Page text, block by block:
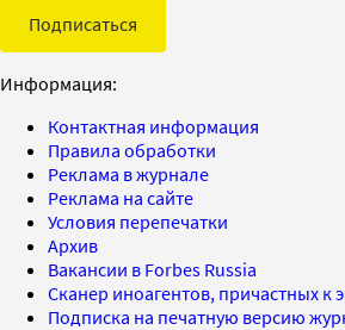
Подписаться
Информация:
Контактная информация
Правила обработки
Реклама в журнале
Реклама на сайте
Условия перепечатки
Архив
Вакансии в Forbes Russia
Сканер иноагентов, причастных
Подписка на печатную версию